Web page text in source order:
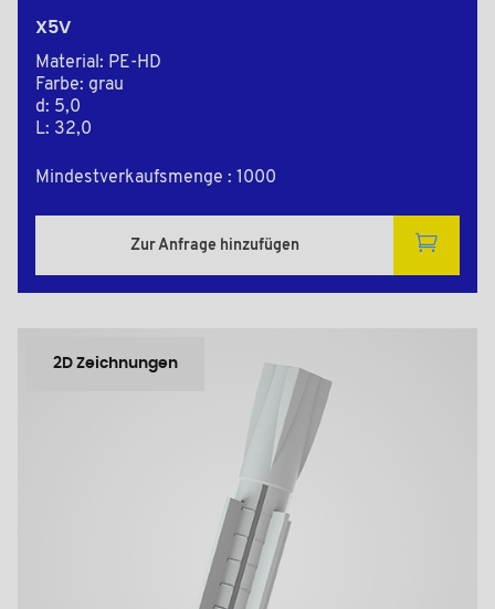
X5V
Material: PE-HD
Farbe: grau
d: 5,0
L: 32,0
Mindestverkaufsmenge : 1000
Zur Anfrage hinzufügen
2D Zeichnungen